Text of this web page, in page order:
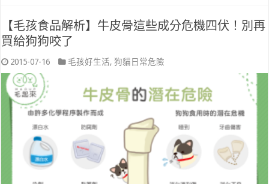
【毛孩食品解析】牛皮骨這些成分危機四伏！別再
買給狗狗咬了
2015-07-16 毛孩好生活,狗貓日常危險